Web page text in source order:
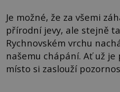
Je možné, že za všemi
přírodní jevy, ale stejně
Rychnovském vrchu
našemu chápání. Ať už je
místo si zaslouží